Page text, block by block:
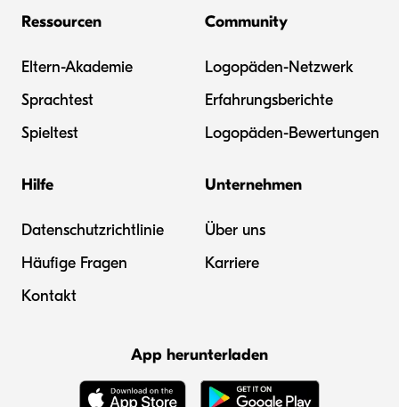
Ressourcen
Eltern-Akademie
Sprachtest
Spieltest
Community
Logopäden-Netzwerk
Erfahrungsberichte
Logopäden-Bewertungen
Hilfe
Datenschutzrichtlinie
Häufige Fragen
Kontakt
Unternehmen
Über uns
Karriere
App herunterladen